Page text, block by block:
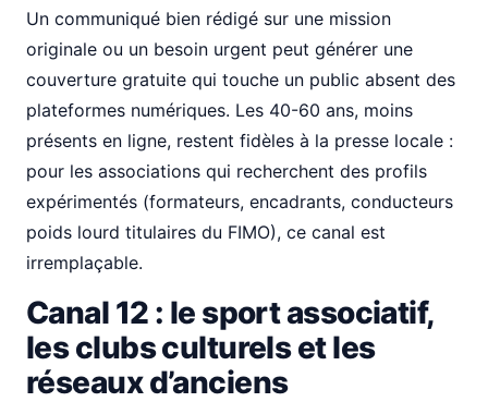
Un communiqué bien rédigé sur une mission
originale ou un besoin urgent peut générer une
couverture gratuite qui touche un public absent des
plateformes numériques. Les 40-60 ans, moins
présents en ligne, restent fidèles à la presse locale :
pour les associations qui recherchent des profils
expérimentés (formateurs, encadrants, conducteurs
poids lourd titulaires du FIMO), ce canal est
irremplaçable.
Canal 12 : le sport associatif,
les clubs culturels et les
réseaux d’anciens